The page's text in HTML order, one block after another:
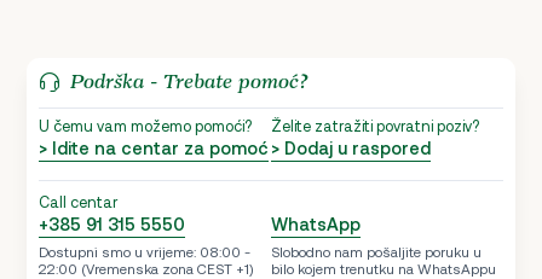
Podrška - Trebate pomoć?
U čemu vam možemo pomoći?
> Idite na centar za pomoć
Želite zatražiti povratni poziv?
> Dodaj u raspored
Call centar
+385 91 315 5550
Dostupni smo u vrijeme: 08:00 -
22:00 (Vremenska zona CEST +1)
WhatsApp
Slobodno nam pošaljite poruku u
bilo kojem trenutku na WhatsAppu